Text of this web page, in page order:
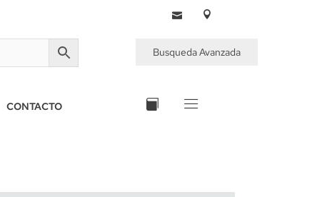
Busqueda Avanzada
CONTACTO